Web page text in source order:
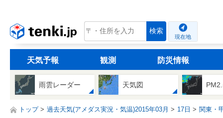
tenki.jp 検索
現在地
天気予報 観測 防災情報
雨雲レーダー 天気図
トップ 過去天気(アメダス実況・気温)2015年03月 17日 関東・